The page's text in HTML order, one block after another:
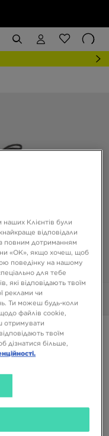
Клієнтів були
відповідали
повним дотриманням
«OK», якщо хочеш, щоб
поведінку на нашому
для тебе
які відповідають твоїм
реклами чи
Ти можеш будь-коли
файлів cookie,
отримувати
твоїм
дізнатися більше,